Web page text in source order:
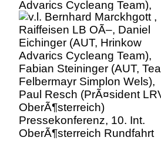
Advarics Cycleang Team),
Fabian Steininger (AUT,
Felbermayr Simplon Wels),
Paul Resch (PrÃ¤sident LRV
OberÃ¶sterreich)
Pressekonferenz, 10. Int.
OberÃ¶sterreich Rundfahrt